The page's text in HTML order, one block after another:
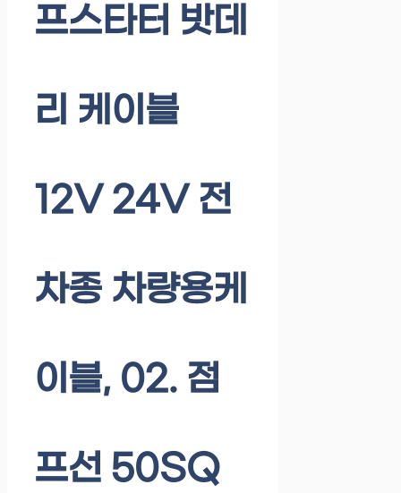
프스타터 밧데
리 케이블
12V 24V 전
차종 차량용케
이블, 02. 점
프선 50SQ